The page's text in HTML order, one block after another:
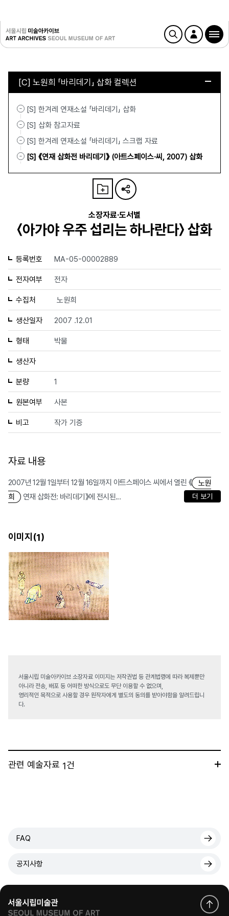
[C] 노원희 「바리데기」 삽화 컬렉션
[S] 한겨레 연재소설 「바리데기」 삽화
[S] 삽화 참고자료
[S] 한겨레 연재소설 「바리데기」 스크랩 자료
[S] 《연재 삽화전 바리데기》 (아트스페이스·씨, 2007) 삽화
소장자료·도서별
〈아가야 우주 섭리는 하나란다〉 삽화
등록번호 MA-05-00002889
전자여부 전자
수집처 노원희
생산일자 2007 .12.01
형태 박물
생산자
분량 1
원본여부 사본
비고 작가 기증
자료 내용
2007년 12월 1일부터 12월 16일까지 아트스페이스 씨에서 열린 《
노원
희
연재 삽화전: 바리데기》에 전시된... 더 보기
이미지(1)
서울시립 미술아카이브 소장자료 이미지는 저작권법 등 관계법령에 따라 복제뿐만
아니라 전송, 배포 등 어떠한 방식으로도 무단 이용할 수 없으며,
영리적인 목적으로 사용할 경우 원작자에게 별도의 동의를 받아야함을 알려드립니
다.
관련 예술자료 1건
FAQ
공지사항